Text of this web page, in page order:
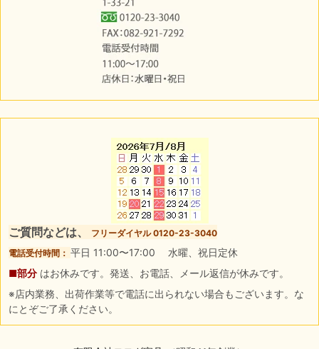
ご質問などは、
フリーダイヤル 0120-23-3040
電話受付時間： 平日 11:00〜17:00 水曜、祝日定休
■部分 はお休みです。発送、お電話、メール返信が休みです。
※店内業務、出荷作業等で電話に出られない場合もございます。な
にとぞご了承ください。